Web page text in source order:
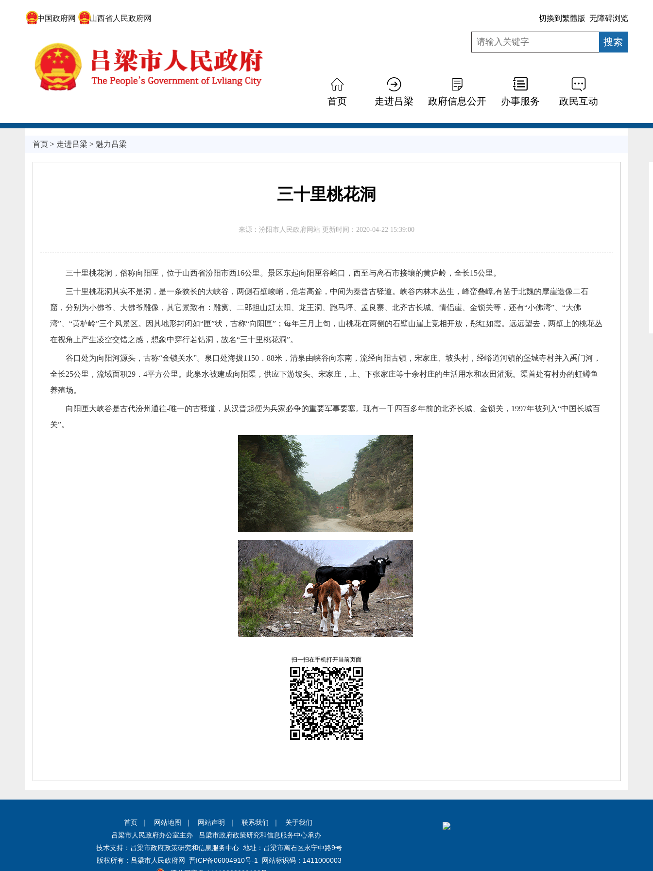
中国政府网 山西省人民政府网 切換到繁體版 无障碍浏览
首页 走进吕梁 政府信息公开 办事服务 政民互动
首页> 走进吕梁 > 魅力吕梁
三十里桃花洞
来源： 汾阳市人民政府网站 更新时间： 2020-04-22 15:39:00
三十里桃花洞， 俗称向阳匣， 位于山西省汾阳市西16公里。 景区东起向阳匣谷峪口， 西至与离石市接壤的黄庐岭， 全长15公里。
三十里桃花洞其实不是洞， 是一条狭长的大峡谷， 两侧石壁峻峭， 危岩高耸， 中间为秦晋古驿道。 峡谷内林木丛生， 峰峦叠嶂,有凿于北魏的摩崖造像二石
窟， 分别为小佛爷、 大佛爷雕像， 其它景致有： 雕窝、 二郎担山赶太阳、 龙王洞、 跑马坪、 孟良寨、 北齐古长城、情侣崖、 金锁关等， 还有“小佛湾”、 “大佛
湾”、 “黄栌岭”三个风景区。 因其地形封闭如“匣”状， 古称“向阳匣”； 每年三月上旬， 山桃花在两侧的石壁山崖上竞相开放， 彤红如霞。 远远望去， 两壁上的桃花丛
在视角上产生凌空交错之感， 想象中穿行若钻洞， 故名“三十里桃花洞”。
谷口处为向阳河源头， 古称“金锁关水”。 泉口处海拔1150．88米， 清泉由峡谷向东南， 流经向阳古镇， 宋家庄、 坡头村， 经峪道河镇的堡城寺村并入禹门河，
全长25公里， 流域面积29．4平方公里。 此泉水被建成向阳渠， 供应下游坡头、 宋家庄， 上、 下张家庄等十余村庄的生活用水和农田灌溉。 渠首处有村办的虹鳟鱼
养殖场。
向阳匣大峡谷是古代汾州通往-唯一的古驿道， 从汉晋起便为兵家必争的重要军事要塞。 现有一千四百多年前的北齐长城、 金锁关， 1997年被列入“中国长城百
关”。
扫一扫在手机打开当前页面
首页 ｜ 网站地图 ｜ 网站声明 ｜ 联系我们 ｜ 关于我们
吕梁市人民政府办公室主办 吕梁市政府政策研究和信息服务中心承办
技术支持：吕梁市政府政策研究和信息服务中心 地址：吕梁市离石区永宁中路9号
版权所有：吕梁市人民政府网 晋ICP备06004910号-1
网站标识码：1411000003